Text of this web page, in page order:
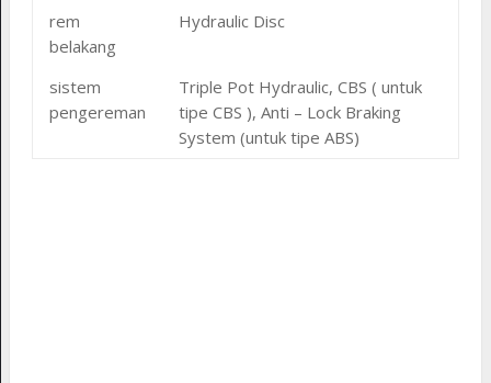
rem
belakang
Hydraulic Disc
sistem
pengereman
Triple Pot Hydraulic, CBS ( untuk
tipe CBS ), Anti – Lock Braking
System (untuk tipe ABS)